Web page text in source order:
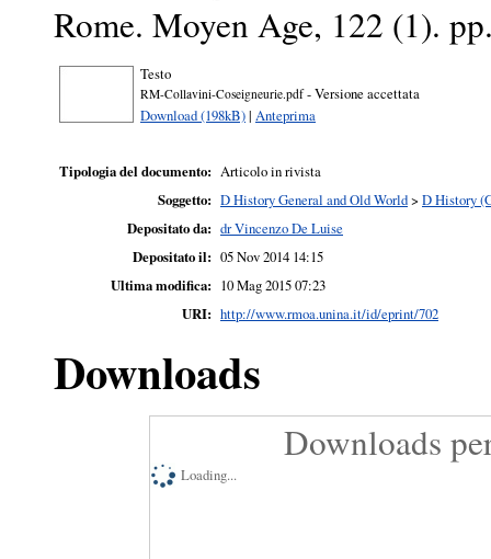
Rome. Moyen Age, 122 (1).
Testo
RM-Collavini-Coseigneurie.pdf- Versione accettata
Download (198kB)| Anteprima
Tipologia del documento: Articolo in rivista
Soggetto: D History General and Old World> D History
Depositato da: dr Vincenzo De Luise
Depositato il: 05 Nov 2014 14:15
Ultima modifica: 10 Mag 2015 07:23
URI: http://www.rmoa.unina.it/id/eprint/702
Downloads
Downloads
Loading...